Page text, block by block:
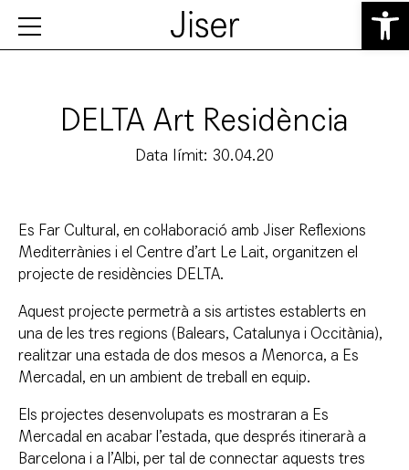
Obre la
DELTA Art Residència
Data límit: 30.04.20
Es Far Cultural, en col·laboració amb Jiser Reflexions
Mediterrànies i el Centre d’art Le Lait, organitzen el
projecte de residències DELTA.
Aquest projecte permetrà a sis artistes establerts en
una de les tres regions (Balears, Catalunya i Occitània),
realitzar una estada de dos mesos a Menorca, a Es
Mercadal, en un ambient de treball en equip.
Els projectes desenvolupats es mostraran a Es
Mercadal en acabar l’estada, que després itinerarà a
Barcelona i a l’Albi, per tal de connectar aquests tres